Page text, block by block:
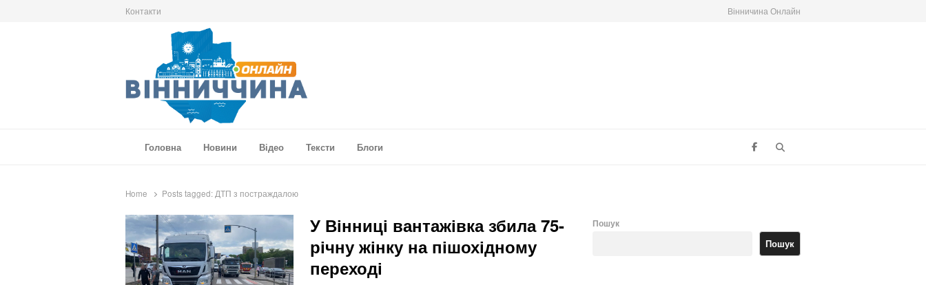
Контакти Вінничина Онлайн
Головна
Новини Відео Тексти Блоги
Home Posts tagged: ДТП з постраждалою
У Вінниці вантажівка збила 75-
річну жінку на пішохідному
переході
Пошук
Пошук